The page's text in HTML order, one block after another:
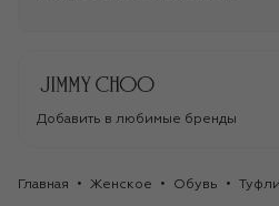
Добавить в любимые бренды
Главная Женское Обувь Туфли